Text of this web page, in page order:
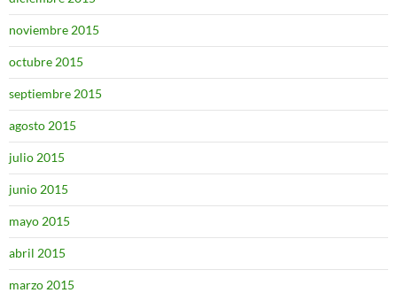
noviembre 2015
octubre 2015
septiembre 2015
agosto 2015
julio 2015
junio 2015
mayo 2015
abril 2015
marzo 2015